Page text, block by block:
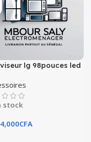
lg 98pouces led
stock
CFA